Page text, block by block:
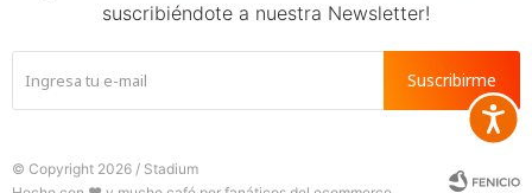
suscribiéndote a nuestra Newsletter!
Suscribirme
© Copyright 2026 / Stadium